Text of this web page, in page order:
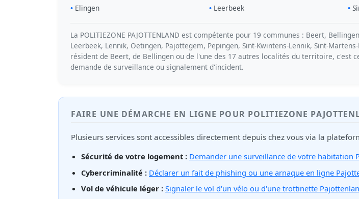
Elingen
Leerbeek
La POLITIEZONE PAJOTTENLAND est compétente pour 19 communes : Beert,
Leerbeek, Lennik, Oetingen, Pajottegem, Pepingen, Sint-Kwintens-Lennik, Sint-
résident de Beert, de Bellingen ou de l'une des 17 autres localités du territoire,
demande de surveillance ou signalement d'incident.
FAIRE UNE DÉMARCHE EN LIGNE POUR POLITIEZONE
Plusieurs services sont accessibles directement depuis chez vous via la
Sécurité de votre logement : Demander une surveillance de votre habitation
Cybercriminalité : Déclarer un fait de phishing ou une arnaque en ligne
Vol de véhicule léger : Signaler le vol d'un vélo ou d'une trottinette